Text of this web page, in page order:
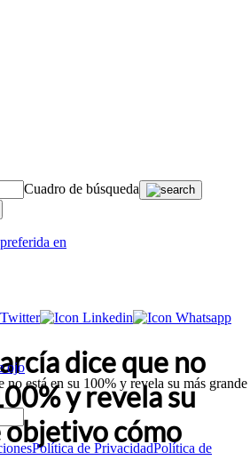
Cuadro de búsqueda
está en su 100% y revela su más grande
Política de PrivacidadPolítica de
en
dice que no
y revela su
objetivo cómo